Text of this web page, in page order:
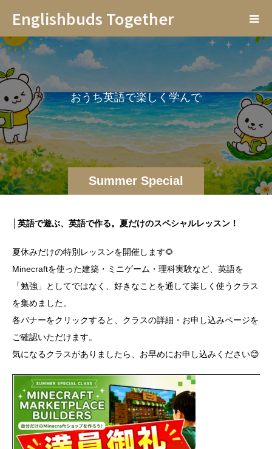
Englishbuds Together
Summer Special
おうち英語で楽し く学んで
│英語で遊ぶ、英語で作る。夏だけのスペシャルレッスン！
夏休みだけの特別レッスンを開催します🌻
Minecraftを使った建築・ミニゲーム・理科実験など、英語を
「勉強」としてではなく、好きなことを通して楽しく使うクラス
を集めました。
各バナーをクリックすると、クラスの詳細・お申し込みページを
ご確認いただけます。
気になるクラスがありましたら、お早めにお申し込みください😊